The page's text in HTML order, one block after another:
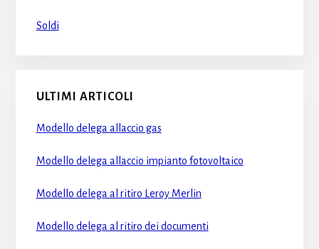
Soldi
ULTIMI ARTICOLI
Modello delega allaccio gas​
Modello delega allaccio impianto fotovoltaico​
Modello delega al ritiro Leroy Merlin​
Modello delega al ritiro dei documenti​